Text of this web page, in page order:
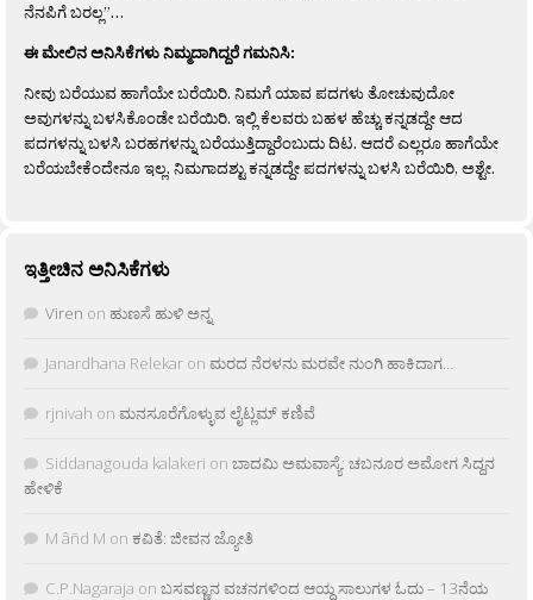
ನೆನಪಿಗೆ ಬರಲ್ಲ”…
ಈ ಮೇಲಿನ ಅನಿಸಿಕೆಗಳು ನಿಮ್ಮದಾಗಿದ್ದರೆ ಗಮನಿಸಿ:
ನೀವು ಬರೆಯುವ ಹಾಗೆಯೇ ಬರೆಯಿರಿ. ನಿಮಗೆ ಯಾವ ಪದಗಳು ತೋಚುವುದೋ
ಅವುಗಳನ್ನು ಬಳಸಿಕೊಂಡೇ ಬರೆಯಿರಿ. ಇಲ್ಲಿ ಕೆಲವರು ಬಹಳ ಹೆಚ್ಚು ಕನ್ನಡದ್ದೇ ಆದ
ಪದಗಳನ್ನು ಬಳಸಿ ಬರಹಗಳನ್ನು ಬರೆಯುತ್ತಿದ್ದಾರೆಂಬುದು ದಿಟ. ಆದರೆ ಎಲ್ಲರೂ ಹಾಗೆಯೇ
ಬರೆಯಬೇಕೆಂದೇನೂ ಇಲ್ಲ. ನಿಮಗಾದಶ್ಟು ಕನ್ನಡದ್ದೇ ಪದಗಳನ್ನು ಬಳಸಿ ಬರೆಯಿರಿ, ಅಶ್ಟೇ.
ಇತ್ತೀಚಿನ ಅನಿಸಿಕೆಗಳು
Viren on ಹುಣಸೆ ಹುಳಿ ಅನ್ನ
Janardhana Relekar on ಮರದ ನೆರಳನು ಮರವೇ ನುಂಗಿ ಹಾಕಿದಾಗ…
rjnivah on ಮನಸೂರೆಗೊಳ್ಳುವ ಲೈಟ್ಲಮ್ ಕಣಿವೆ
Siddanagouda kalakeri on ಬಾದಮಿ ಅಮವಾಸ್ಯೆ: ಚಬನೂರ ಅಮೋಗ ಸಿದ್ದನ
ಹೇಳಿಕೆ
M âñd M on ಕವಿತೆ: ಜೀವನ ಜ್ಯೋತಿ
C.P.Nagaraja on ಬಸವಣ್ಣನ ವಚನಗಳಿಂದ ಆಯ್ದ ಸಾಲುಗಳ ಓದು – 13ನೆಯ